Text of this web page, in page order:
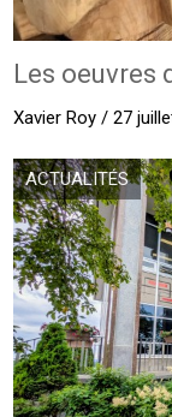
Les oeuvres
Xavier Roy / 27
ACTUALITÉS